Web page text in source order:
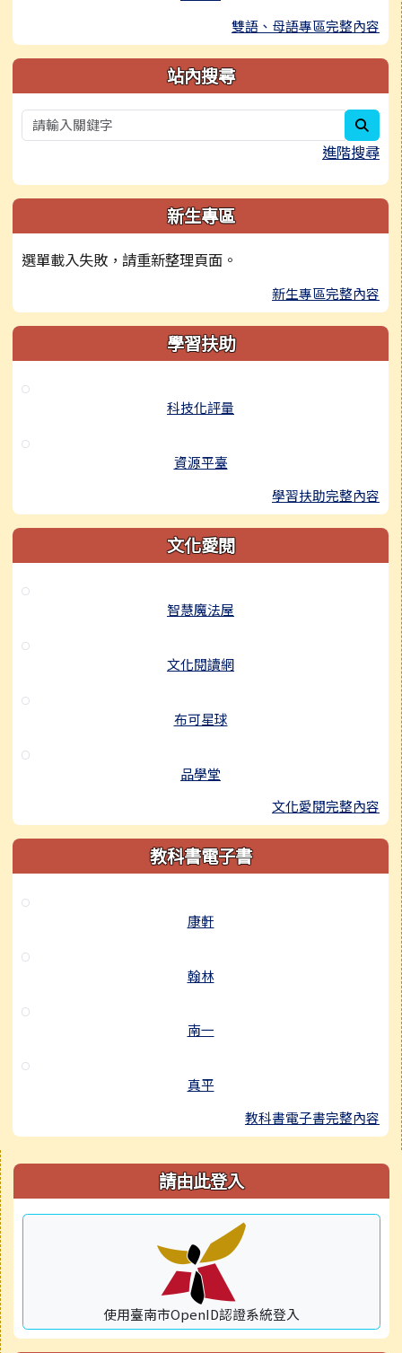
雙語、母語專區完整內容
站內搜尋
進階搜尋
新生專區
選單載入失敗，請重新整理頁面。
新生專區完整內容
學習扶助
科技化評量
資源平臺
學習扶助完整內容
文化愛閱
智慧魔法屋
文化閱讀網
布可星球
品學堂
文化愛閱完整內容
教科書電子書
康軒
翰林
南一
真平
教科書電子書完整內容
右邊區域內容 請由此登入
使用臺南市OpenID認證系統登入